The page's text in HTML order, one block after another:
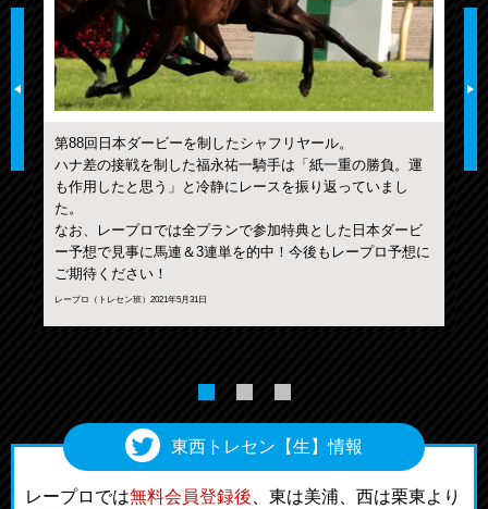
第88回日本ダービーを制したシャフリヤール。
ハナ差の接戦を制した福永祐一騎手は「紙一重の勝負。運
も作用したと思う」と冷静にレースを振り返っていまし
た。
なお、レープロでは全プランで参加特典とした日本ダービ
ー予想で見事に馬連＆3連単を的中！今後もレープロ予想に
ご期待ください！
レープロ（トレセン班）2021年5月31日
東西トレセン【生】情報
レープロでは無料会員登録後 、東は美浦、西は栗東より